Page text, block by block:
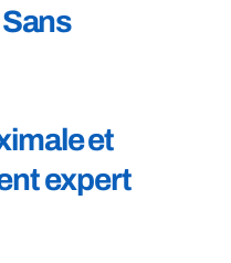
et
expert